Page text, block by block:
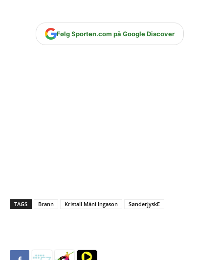
Følg Sporten.com på Google Discover
TAGS Brann Kristall Máni Ingason SønderjyskE